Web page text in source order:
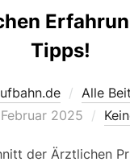
Tipps!
Alle
Februar 2025
der Ärztlichen